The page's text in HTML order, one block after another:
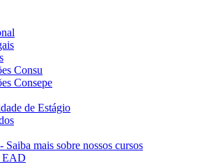
Consu
Consepe
de Estágio
Saiba mais sobre nossos cursos
EAD